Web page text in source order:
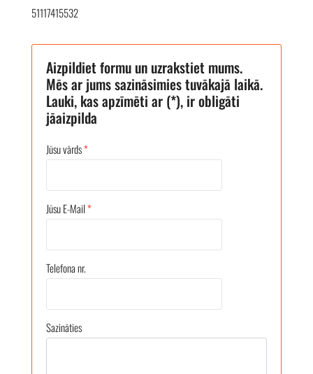
51117415532
Aizpildiet formu un uzrakstiet mums.
Mēs ar jums sazināsimies tuvākajā laikā.
Lauki, kas apzīmēti ar (*), ir obligāti
jāaizpilda
Jūsu vārds*
Jūsu E-Mail*
Telefona nr.
Sazināties